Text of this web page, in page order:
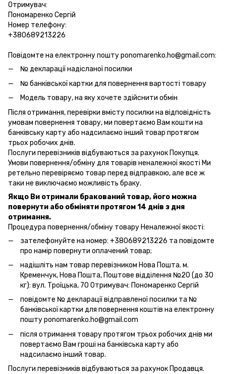
Отримувач:
Пономаренко Сергій
Номер телефону:
+380689213226
Повідомте на електронну пошту ponomarenko.ho@gmail.com:
№ декларації надісланої посилки
№ банківської картки для повернення вартості товару
Модель товару, на яку хочете здійснити обмін
Після отримання, перевірки вмісту посилки на відповідність
умовам повернення товару, ми повертаємо Вам кошти на
банківську карту або надсилаємо інший товар протягом
трьох робочих днів.
Послуги перевізників відбуваються за рахунок Покупця.
Умови повернення/обміну для товарів неналежної якості Ми
ретельно перевіряємо товар перед відправкою, але все ж
таки не виключаємо можливість браку.
Якщо Ви отримали бракований товар, його можна
повернути або обміняти протягом 14 днів з дня
отримання.
Процедура повернення/обміну товару Неналежної якості:
зателефонуйте на номер: +380689213226 та повідомте
про намір повернути оплачений товар;
надішліть нам товар перевізником Нова Пошта. м.
Кременчук, Нова Пошта, Поштове відділення №20 (до 30
кг): вул. Троїцька, 70 Отримувач: Пономаренко Сергій
повідомте № декларації відправленої посилки та №
банківської картки для повернення коштів на електронну
пошту ponomarenko.ho@gmail.com
після отримання товару протягом трьох робочих днів ми
повертаємо Вам гроші на банківська карту або
надсилаємо інший товар.
Послуги перевізників відбуваються за рахунок Продавця.